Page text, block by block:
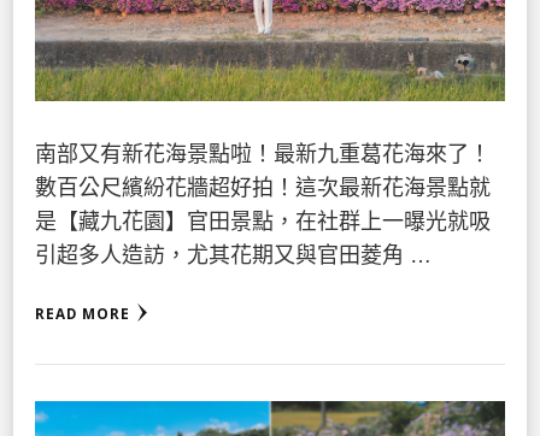
南部又有新花海景點啦！最新九重葛花海來了！
數百公尺繽紛花牆超好拍！這次最新花海景點就
是【藏九花園】官田景點，在社群上一曝光就吸
引超多人造訪，尤其花期又與官田菱角 …
READ MORE